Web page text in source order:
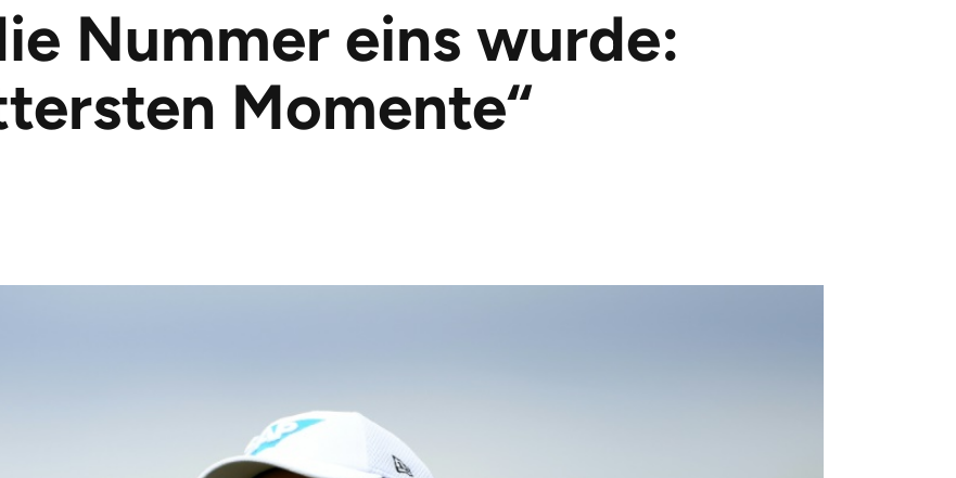
Nummer eins wurde:
Momente“